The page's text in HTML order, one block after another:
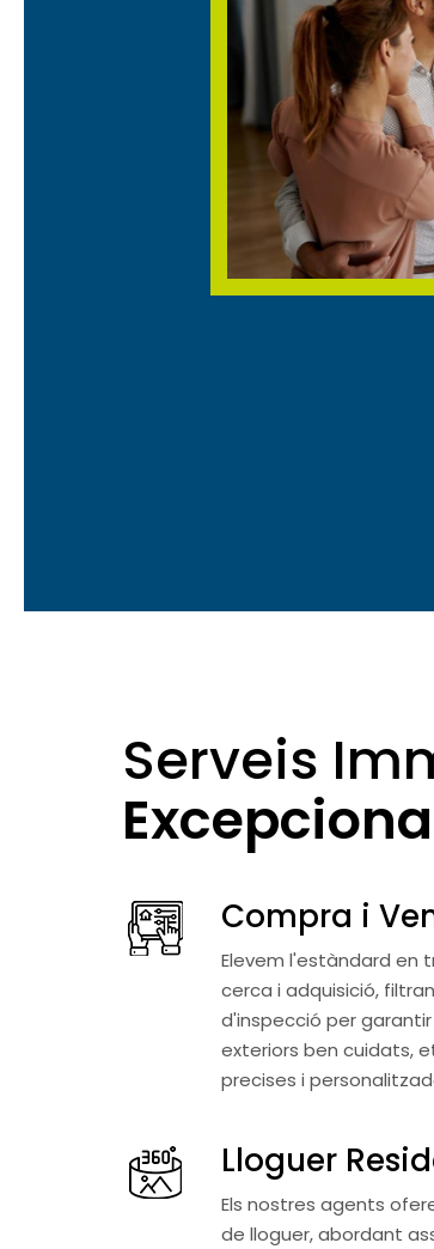
Serveis
Compra i
Elevem l'estàndard en
cerca i adquisició,
d'inspecció per
exteriors ben cuidats,
precises i
Lloguer
Els nostres agents
de lloguer, abordant